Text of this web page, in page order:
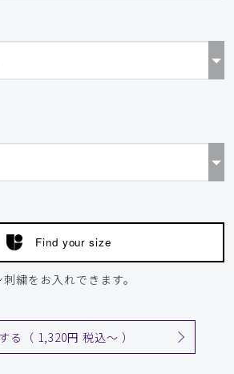
Find your size
繍をお入れできます。
る（ 1,320円 税込〜 ）